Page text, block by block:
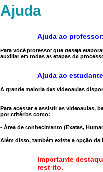
Ajuda
Ajuda ao professor:
Para você professor que deseja
auxiliar em todas as etapas do
Ajuda ao
A grande maioria das videoaulas
Para acessar e assistir as videoaulas,
por critérios como:
- Área de conhecimento (Exatas,
Além disso, também existe a opção
Importante
restrito.